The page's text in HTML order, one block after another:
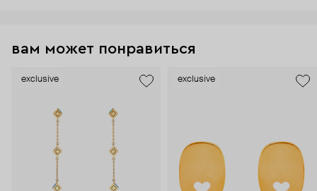
вам может понравиться
exclusive exclusive